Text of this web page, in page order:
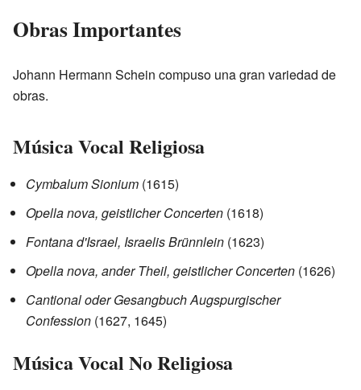
Obras Importantes
Johann Hermann Schein compuso una gran variedad de
obras.
Música Vocal Religiosa
Cymbalum Sionium (1615)
Opella nova, geistlicher Concerten (1618)
Fontana d'Israel, Israelis Brünnlein (1623)
Opella nova, ander Theil, geistlicher Concerten (1626)
Cantional oder Gesangbuch Augspurgischer
Confession (1627, 1645)
Música Vocal No Religiosa